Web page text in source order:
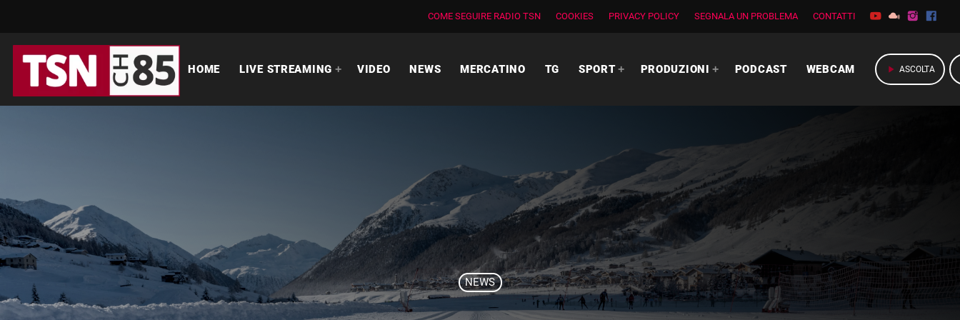
COME SEGUIRE RADIO TSN COOKIES PRIVACY POLICY SEGNALA UN PROBLEMA CONTATTI
HOME LIVE STREAMING VIDEO NEWS MERCATINO TG SPORT PRODUZIONI PODCAST WEBCAM play_arrow ASCOLTA
NEWS